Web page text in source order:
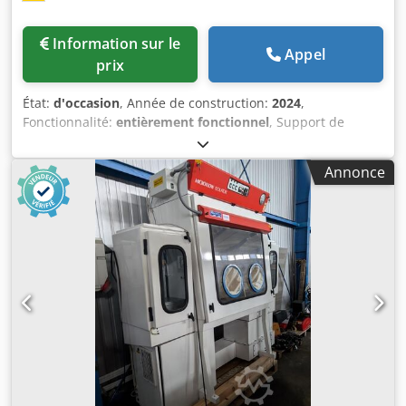
prix
Appel
État: d'occasion, Année de construction: 2024,
Fonctionnalité: entièrement fonctionnel, Support de
système encapsulé 3M 16EZB – Porte-filtre pour capsules
de production Fabricant : 3M Purification Inc. / 3M
Separation and Purification Sciences Division Modèle :
3M™ Encapsulated System Holder 16EZB Année de
fabrication : 2024 Localisation : Marburg, Allemagne État :
Occasion, déjà en service Prix neuf : Env. 78.000 USD
Description : À vendre : un support de système encapsulé
3M™ de type 16EZB de haute qualité, destiné à la
production biopharmaceutique, aux installations pilotes et
au développement de processus. Ce porte-filtre a été
spécialement conçu pour l’accueil des capsules de
production 3M. Il convient aussi bien aux processus en
amont (upstream) qu’en aval (downstream). La
configuration de procédé verticale assure une exploitation
Annonce